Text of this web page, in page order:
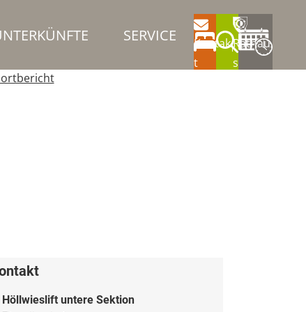
SERVICE
Kontak
t
Rathau
s
Höllwieslift untere Sektion